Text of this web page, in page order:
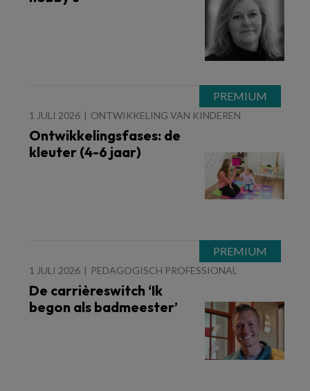
1 JULI 2026 ONTWIKKELING VAN KINDEREN
Ontwikkelingsfases: de
kleuter (4-6 jaar)
1 JULI 2026 PEDAGOGISCH PROFESSIONAL
De carrièreswitch ‘Ik
begon als badmeester’